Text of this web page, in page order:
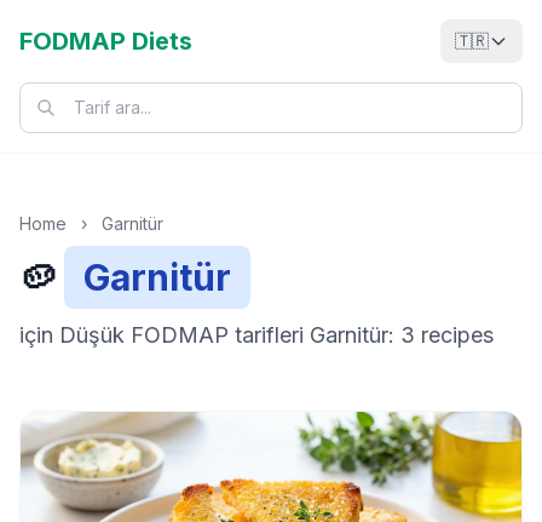
FODMAP Diets 🇹🇷
Home › Garnitür
🥔 Garnitür
için Düşük FODMAP tarifleri Garnitür: 3 recipes